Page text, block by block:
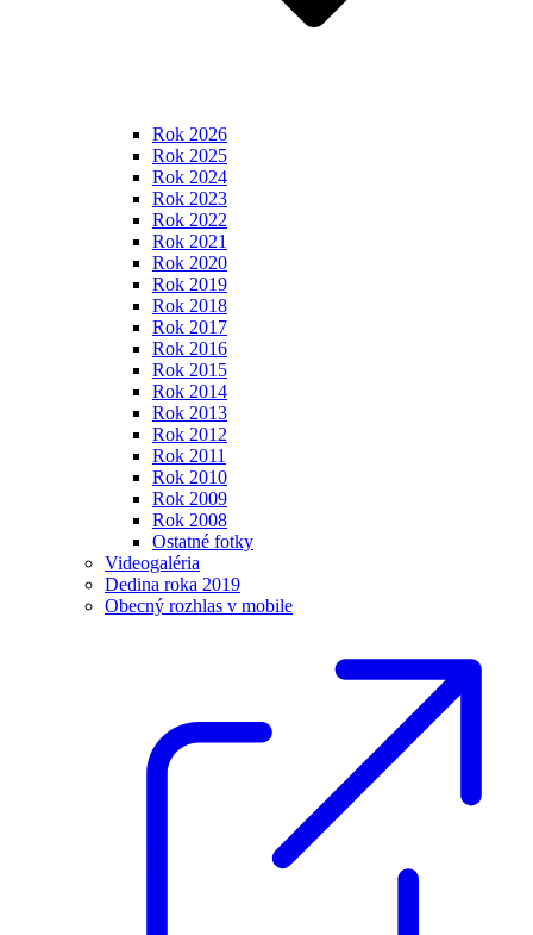
Rok 2026
Rok 2025
Rok 2024
Rok 2023
Rok 2022
Rok 2021
Rok 2020
Rok 2019
Rok 2018
Rok 2017
Rok 2016
Rok 2015
Rok 2014
Rok 2013
Rok 2012
Rok 2011
Rok 2010
Rok 2009
Rok 2008
Ostatné fotky
Videogaléria
Dedina roka 2019
Obecný rozhlas v mobile